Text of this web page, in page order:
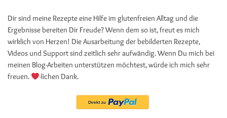
Dir sind meine Rezepte eine Hilfe im glutenfreien Alltag und die
Ergebnisse bereiten Dir Freude? Wenn dem so ist, freut es mich
wirklich von Herzen! Die Ausarbeitung der bebilderten Rezepte,
Videos und Support sind zeitlich sehr aufwändig. Wenn Du mich bei
meinen Blog-Arbeiten unterstützen möchtest, würde ich mich sehr
freuen.
-lichen Dank.